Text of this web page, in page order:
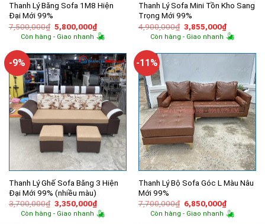
Thanh Lý Băng Sofa 1M8 Hiện
Đại Mới 99%
7,500,000₫ Giá
gốc
là:
5,800,000₫Giá
hiện
tại
5,800,000₫.
Còn hàng - Giao nhanh
Thanh Lý Sofa Mini Tồn Kho Sang
Trọng Mới 99%
4,900,000₫ Giá
gốc
là:
3,855,000₫Giá
hiện
tại
Còn hàng - Giao nhanh
-9%
Thanh Lý Ghế Sofa Băng 3 Hiện
Đại Mới 99% (nhiều màu)
3,700,000₫ Giá
gốc
là:
3,350,000₫Giá
hiện
tại
Còn hàng - Giao nhanh
-11%
Thanh Lý Bộ Sofa Góc L Màu Nâu
Mới 99%
7,700,000₫ Giá
gốc
là:
6,850,000₫Giá
hiện
tại
Còn hàng - Giao nhanh